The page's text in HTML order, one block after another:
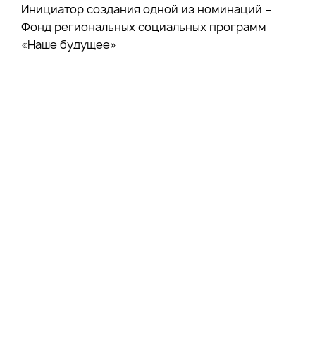
Инициатор создания одной из номинаций –
Фонд региональных социальных программ
«Наше будущее»